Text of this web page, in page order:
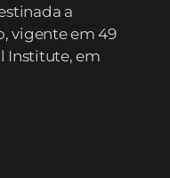
a
vigente em 49
Institute, em